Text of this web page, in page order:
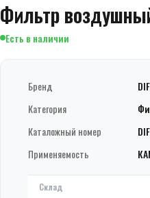
Фильтр
Есть в наличии
Бренд
Категория
Каталожный номер
Применяемость
Склад